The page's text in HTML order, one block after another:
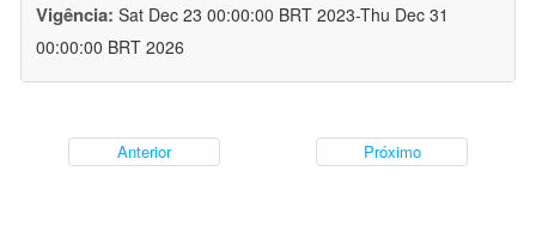
Vigência: Sat Dec 23 00:00:00 BRT 2023-Thu Dec 31
00:00:00 BRT 2026
Anterior Próximo